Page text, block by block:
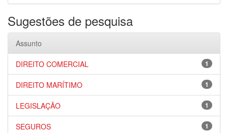
Sugestões de pesquisa
Assunto
1
DIREITO COMERCIAL
1
DIREITO MARÍTIMO
1
LEGISLAÇÃO
1
SEGUROS